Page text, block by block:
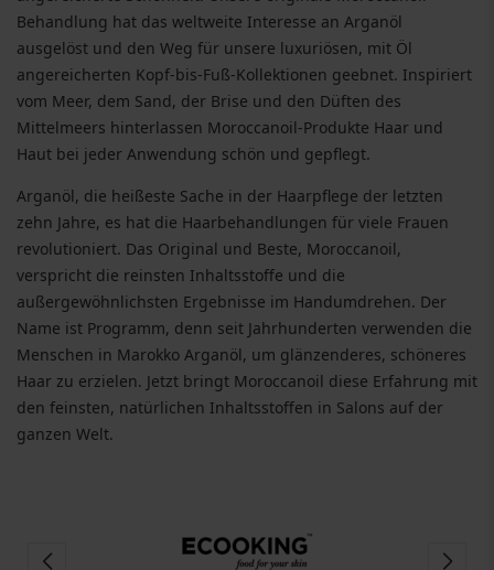
Behandlung hat das weltweite Interesse an Arganöl
ausgelöst und den Weg für unsere luxuriösen, mit Öl
angereicherten Kopf-bis-Fuß-Kollektionen geebnet. Inspiriert
vom Meer, dem Sand, der Brise und den Düften des
Mittelmeers hinterlassen Moroccanoil-Produkte Haar und
Haut bei jeder Anwendung schön und gepflegt.
Arganöl, die heißeste Sache in der Haarpflege der letzten
zehn Jahre, es hat die Haarbehandlungen für viele Frauen
revolutioniert. Das Original und Beste, Moroccanoil,
verspricht die reinsten Inhaltsstoffe und die
außergewöhnlichsten Ergebnisse im Handumdrehen. Der
Name ist Programm, denn seit Jahrhunderten verwenden die
Menschen in Marokko Arganöl, um glänzenderes, schöneres
Haar zu erzielen. Jetzt bringt Moroccanoil diese Erfahrung mit
den feinsten, natürlichen Inhaltsstoffen in Salons auf der
ganzen Welt.